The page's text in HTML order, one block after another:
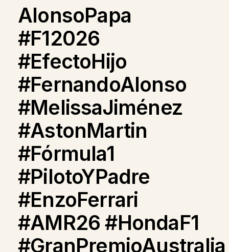
AlonsoPapa
#F12026
#EfectoHijo
#FernandoAlonso
#MelissaJiménez
#AstonMartin
#Fórmula1
#PilotoYPadre
#EnzoFerrari
#AMR26 #HondaF1
#GranPremioAustralia